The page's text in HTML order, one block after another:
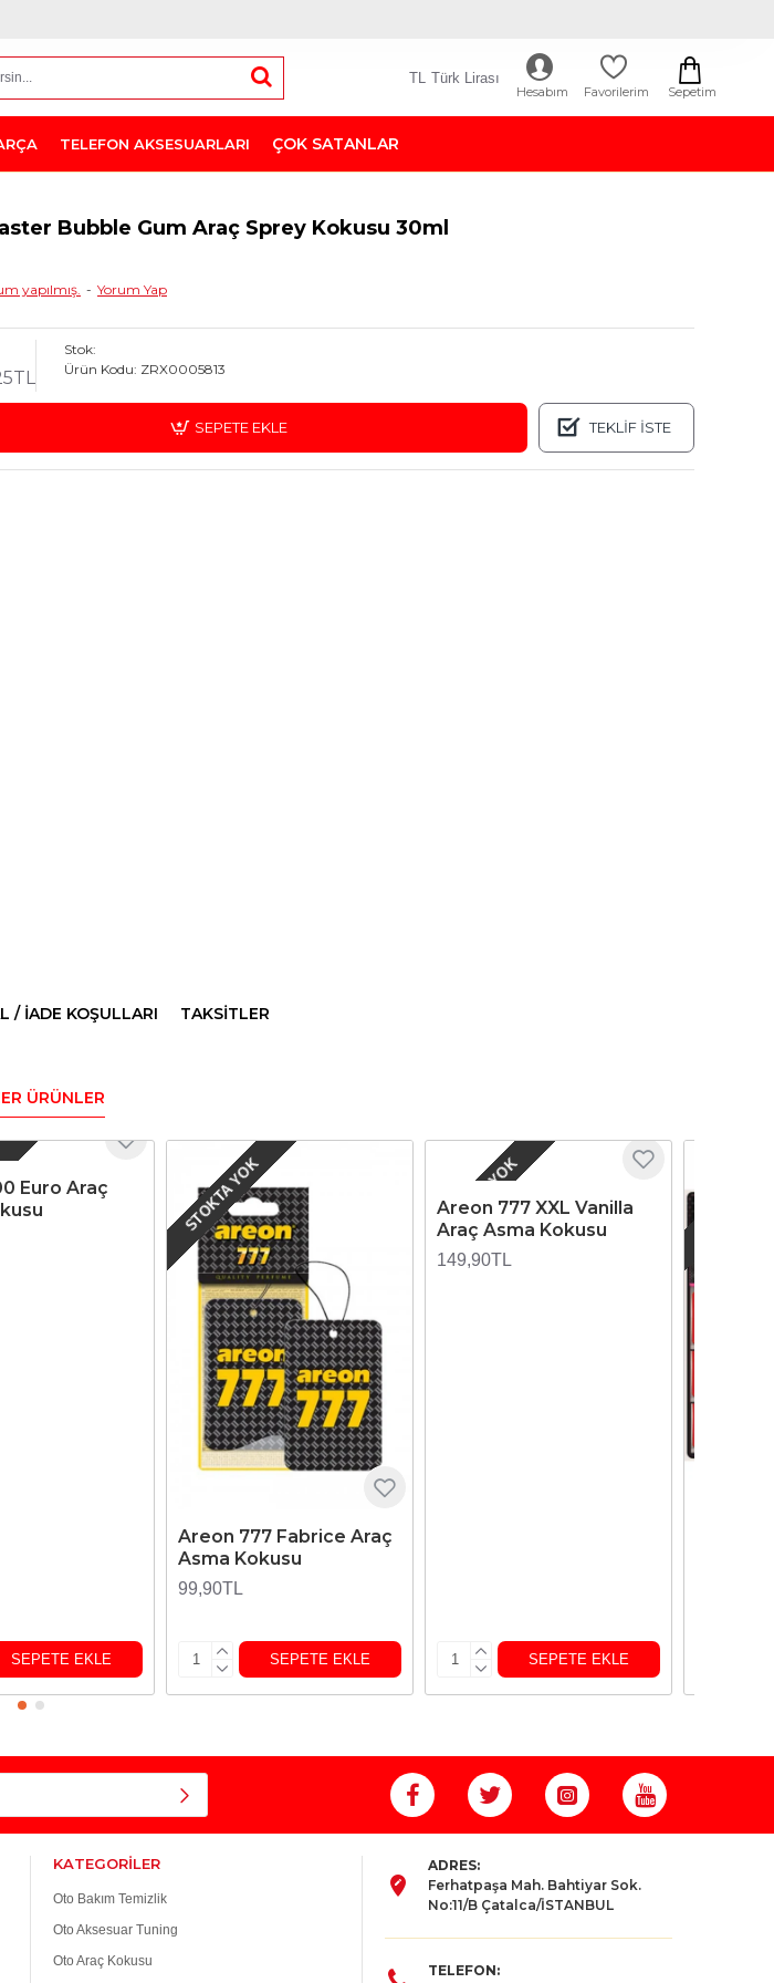
TL Türk Lirası
Hesabım Favorilerim Sepetim
TELEFON AKSESUARLARI ÇOK SATANLAR
Bubble Gum Araç Sprey Kokusu 30ml
yapılmış. - Yorum Yap
Stok:
Ürün Kodu: ZRX0005813
SEPETE EKLE TEKLIF İSTE
/ İADE KOŞULLARI TAKSITLER
ÜRÜNLER
Euro Araç
SEPETE EKLE
STOKTA YOK
Areon 777 Fabrice Araç
Asma Kokusu
99,90TL
SEPETE EKLE
STOKTA YOK
Areon 777 XXL Vanilla
Araç Asma Kokusu
149,90TL
SEPETE EKLE
KATEGORİLER
Oto Bakım Temizlik
Oto Aksesuar Tuning
Oto Araç Kokusu
ADRES:
Ferhatpaşa Mah. Bahtiyar Sok.
No:11/B Çatalca/İSTANBUL
TELEFON: